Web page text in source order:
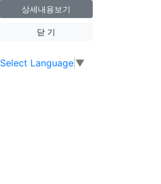
상세내용보기
닫 기
Select Language ▼